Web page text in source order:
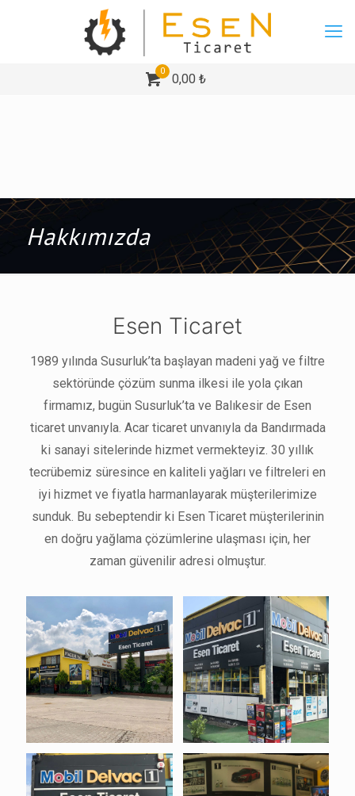
0
0,00 ₺
Hakkımızda
Esen Ticaret
1989 yılında Susurluk’ta başlayan madeni yağ ve filtre
sektöründe çözüm sunma ilkesi ile yola çıkan
firmamız, bugün Susurluk’ta ve Balıkesir de Esen
ticaret unvanıyla. Acar ticaret unvanıyla da Bandırmada
ki sanayi sitelerinde hizmet vermekteyiz. 30 yıllık
tecrübemiz süresince en kaliteli yağları ve filtreleri en
iyi hizmet ve fiyatla harmanlayarak müşterilerimize
sunduk. Bu sebeptendir ki Esen Ticaret müşterilerinin
en doğru yağlama çözümlerine ulaşması için, her
zaman güvenilir adresi olmuştur.